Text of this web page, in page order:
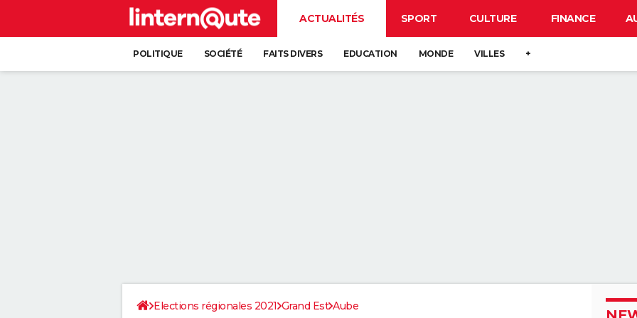
ACTUALITÉS SPORT CULTURE FINANCE
POLITIQUE SOCIÉTÉ FAITS DIVERS EDUCATION MONDE VILLES +
Elections régionales 2021 Grand Est Aube